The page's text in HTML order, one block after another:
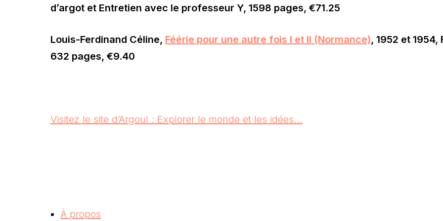
d’argot et Entretien avec le professeur Y, 1598 pages, €71.25
Louis-Ferdinand Céline, Féérie pour une autre fois I et II (Normance), 1952 et 1954,
632 pages, €9.40
Visitez le site d’Argoul : Explorer le monde et les idées…
À propos